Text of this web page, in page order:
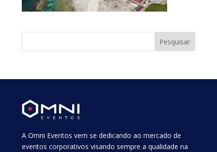
A Omni Eventos vem se dedicando ao mercado de
eventos corporativos visando sempre a qualidade na